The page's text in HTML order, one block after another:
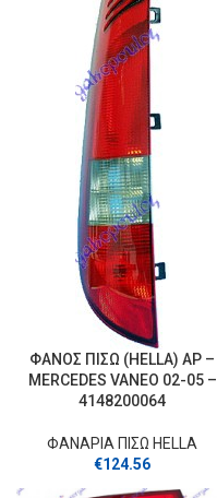
ΦΑΝΟΣ ΠΙΣΩ (HELLA) ΑΡ –
MERCEDES VANEO 02-05 –
4148200064
ΦΑΝΑΡΙΑ ΠΙΣΩ HELLA
€124.56